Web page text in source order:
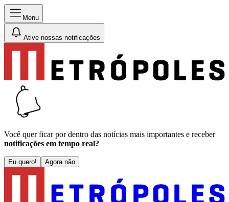
Menu
Ative nossas notificações
Você quer ficar por dentro das notícias mais importantes e receber
notificações em tempo real?
Eu quero! Agora não